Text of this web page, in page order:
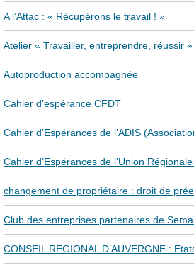
A l’Attac : « Récupérons le travail ! »
Atelier « Travailler, entreprendre, réussir
Autoproduction accompagnée
Cahier d’espérance CFDT
Cahier d’Espérances de l’ADIS
Cahier d’Espérances de l’Union
changement de propriétaire : droit de
Club des entreprises partenaires de
CONSEIL REGIONAL D’AUVERGNE :